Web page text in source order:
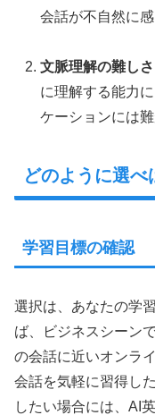
会話が不自然に
文脈理解の難しさ
に理解する能力
ケーションには難
どのように選べ
学習目標の確認
選択は、あなたの学
ば、ビジネスシーン
の会話に近いオンラ
会話を気軽に習得し
したい場合には、AI